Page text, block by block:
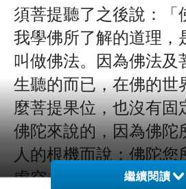
須菩提聽了之後說：「
我學佛所了解的道理，
叫做佛法。因為佛法及
生聽的而已，在佛的世
麼菩提果位，也沒有固
佛陀來說的，因為佛陀
人的根機而說；佛陀您
虛空一樣永不變，但是
繼續閱讀